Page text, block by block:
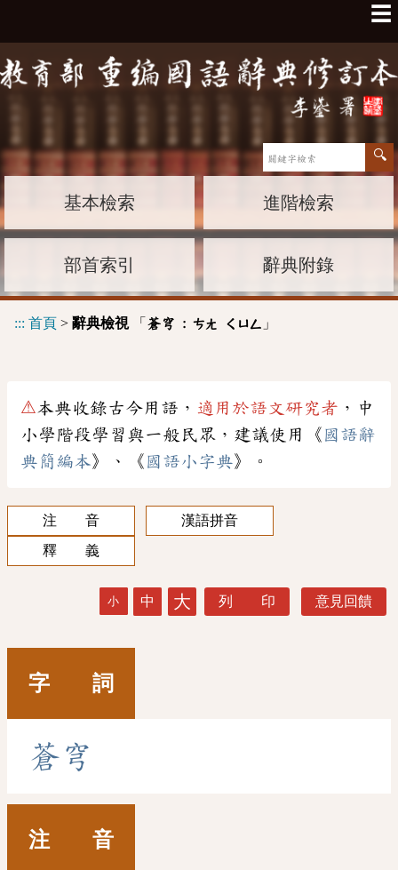
☰
基本檢索 進階檢索
部首索引 辭典附錄
::: 首頁 > 辭典檢視「 蒼穹 : ㄘㄤ ㄑㄩㄥ 」
⚠本典收錄古今用語， 適用於語文研究者 ，中
小學階段學習與一般民眾，建議使用《 國語辭
典簡編本》、《 國語小字典》。
注 音
漢語拼音
釋 義
小 中 大 列 印 意見回饋
字 詞
蒼穹
注 音